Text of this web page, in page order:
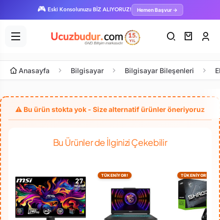
🎮 Eski Konsolunuzu BİZ ALIYORUZ! Hemen Başvur →
Anasayfa Bilgisayar Bilgisayar Bileşenleri
Bu Ürünler de İlginizi Çekebilir
TÜKENİYOR! TÜKENİYOR!